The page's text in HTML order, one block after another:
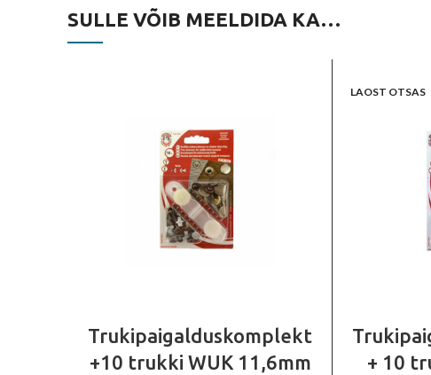
SULLE VÕIB MEELDIDA KA…
Trukipaigalduskomplekt
+10 trukki WUK 11,6mm
LAOST OTSAS
+ 10